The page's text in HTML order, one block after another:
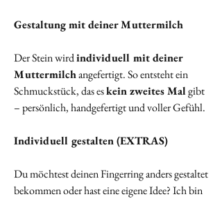
Gestaltung mit deiner Muttermilch
Der Stein wirdindividuell mit deiner
Muttermilchangefertigt. So entsteht ein
Schmuckstück, das eskein zweites Malgibt
– persönlich, handgefertigt und voller Gefühl.
Individuell gestalten (EXTRAS)
Du möchtest deinen Fingerring anders gestaltet
bekommen oder hast eine eigene Idee? Ich bin